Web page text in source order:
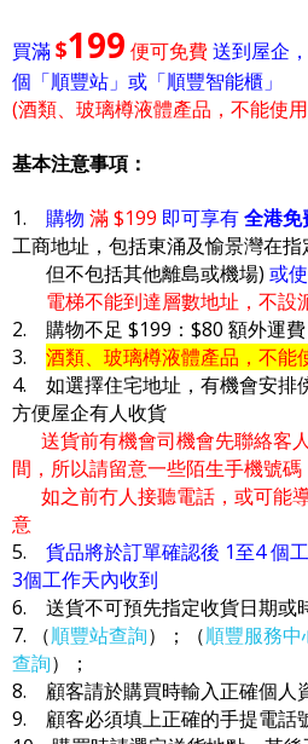
買滿$199 便可免費送到屋企
個「順豐站」或「順豐智能櫃」
(酒類、玻璃樽液體產品，不能使
基本注意事項：
1. 購物 滿 $199 即可享有全港免
工商地址，包括東涌及愉景灣在指
但不包括其他離島或機場) 或
電梯不能到達層數地址，不設
2. 購物不足 $199：$80 額外運費
3. 酒類、玻璃樽液體產品，不能
4. 如選擇住宅地址，有機會安排
方便屋企有人收貨
送貨前有機會司機會先聯絡客
間，所以請留意一些陌生手機號碼
如之前冇人接聽電話，或可能
意
5. 貨品將於訂單確認後 1至4 個
3個工作天內收到
6. 送貨不可預先指定收貨日期或
7. （順豐站查詢）；（順豐服務中
查詢）；
8. 顧客請於購買時輸入正確個人
9. 顧客必須填上正確的手提電話